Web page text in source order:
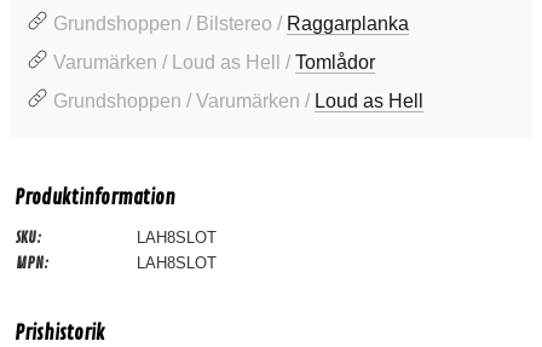
Grundshoppen / Bilstereo / Raggarplanka
Varumärken / Loud as Hell /Tomlådor
Grundshoppen / Varumärken / Loud as Hell
Produktinformation
SKU: LAH8SLOT
MPN: LAH8SLOT
Prishistorik